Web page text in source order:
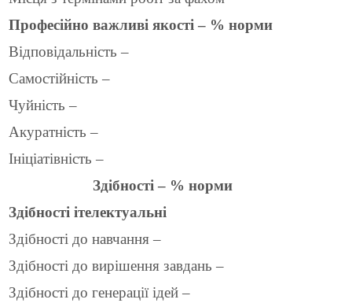
Професійно важливі якості – % норми
Відповідальність –
Самостійність –
Чуйність –
Акуратність –
Ініціатівність –
Здібності – % норми
Здібності ітелектуальні
Здібності до навчання –
Здібності до вирішення завдань –
Здібності до генерації ідей –